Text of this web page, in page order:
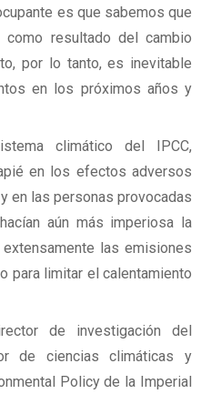
es que sabemos que
resultado del cambio
por lo tanto, es inevitable
en los próximos años y
climático del IPCC,
en los efectos adversos
en las personas provocadas
aún más imperiosa la
las emisiones
para limitar el calentamiento
de investigación del
de ciencias climáticas y
Policy de la Imperial